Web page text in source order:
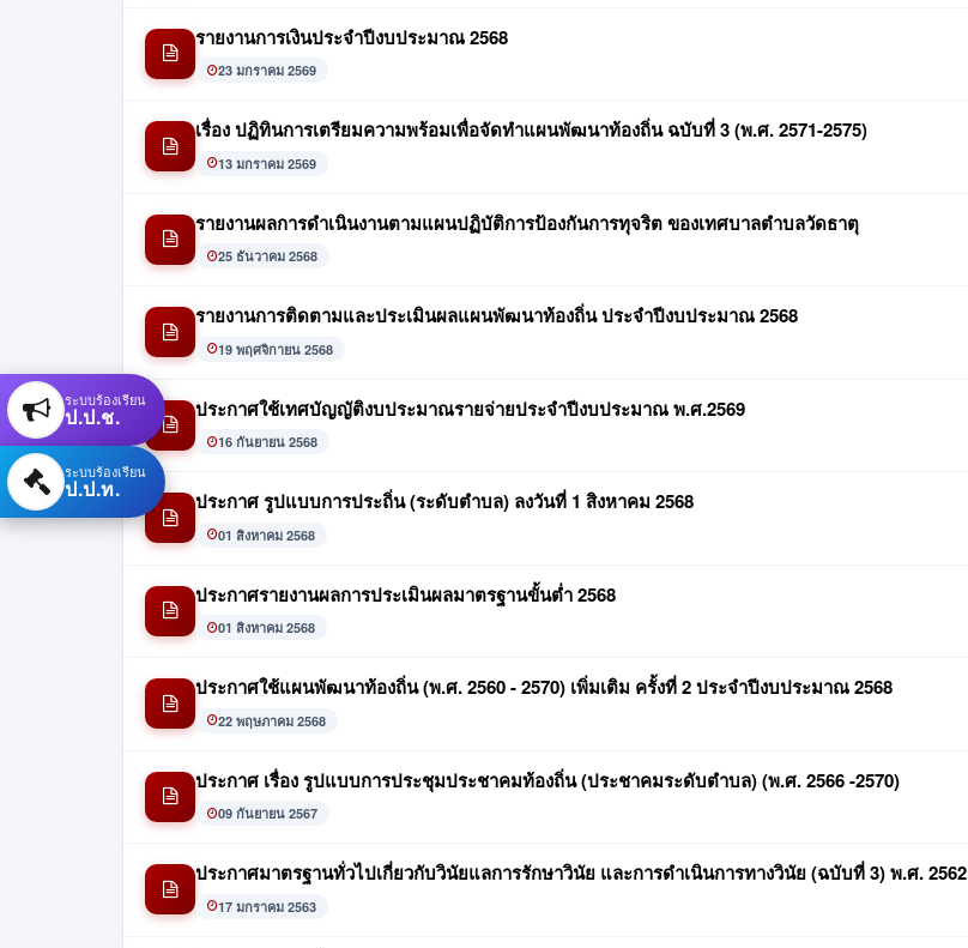
รายงานการเงินประจำปีงบประมาณ 2568
23 มกราคม 2569
เรื่อง ปฏิทินการเตรียมความพร้อมเพื่อจัดทำแผนพัฒนาท้องถิ่น ฉบับที่ 3 (พ.ศ. 2571-2575)
13 มกราคม 2569
รายงานผลการดำเนินงานตามแผนปฏิบัติการป้องกันการทุจริต ของเทศบาลตำบลวัดธาตุ
25 ธันวาคม 2568
รายงานการติดตามและประเมินผลแผนพัฒนาท้องถิ่น ประจำปีงบประมาณ 2568
19 พฤศจิกายน 2568
ประกาศใช้เทศบัญญัติงบประมาณรายจ่ายประจำปีงบประมาณ พ.ศ.2569
16 กันยายน 2568
ประกาศ รูปแบบการประถิ่น (ระดับตำบล) ลงวันที่ 1 สิงหาคม 2568
01 สิงหาคม 2568
ประกาศรายงานผลการประเมินผลมาตรฐานขั้นต่ำ 2568
01 สิงหาคม 2568
ประกาศใช้แผนพัฒนาท้องถิ่น (พ.ศ. 2560 - 2570) เพิ่มเติม ครั้งที่ 2 ประจำปีงบประมาณ 2568
22 พฤษภาคม 2568
ประกาศ เรื่อง รูปแบบการประชุมประชาคมท้องถิ่น (ประชาคมระดับตำบล) (พ.ศ. 2566 -2570)
09 กันยายน 2567
ประกาศมาตรฐานทั่วไปเกี่ยวกับวินัยแลการรักษาวินัย และการดำเนินการทางวินัย (ฉบับที่ 3) พ.ศ. 2562
17 มกราคม 2563
ระบบร้องเรียน
ป.ป.ช.
ระบบร้องเรียน
ป.ป.ท.